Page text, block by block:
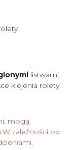
listwami
klejenia rolety.
mogą
zależności od